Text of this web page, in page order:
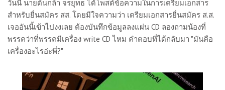
วันนี้ นายต้นกล้า จรยุทธ ได้โพสต์ข้อความในการเตรียมเอกสาร
สำหรับยื่นสมัคร สส. โดยมีใจความว่า เตรียมเอกสารยื่นสมัคร ส.ส.
เจออันนี้เข้าไปงงเลย ต้องบันทึกข้อมูลลงแผ่น CD ลองถามน้องที่
พรรคว่าที่พรรคมีเครื่อง write CD ไหม คำตอบที่ได้กลับมา "มันคือ
เครื่องอะไรอ่ะพี่?"